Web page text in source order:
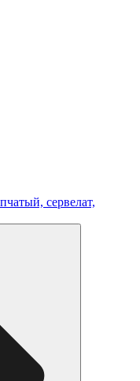
сервелат,